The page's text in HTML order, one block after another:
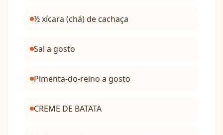
½ xícara (chá) de cachaça
Sal a gosto
Pimenta-do-reino a gosto
CREME DE BATATA